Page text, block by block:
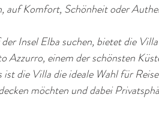
auf Komfort, Schönheit oder
Insel Elba suchen, bietet die
Azzurro, einem der schönsten
die Villa die ideale Wahl für
möchten und dabei